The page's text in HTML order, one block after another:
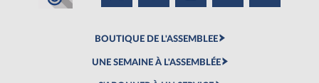
BOUTIQUE DE L'ASSEMBLEE
UNE SEMAINE À L'ASSEMBLÉE